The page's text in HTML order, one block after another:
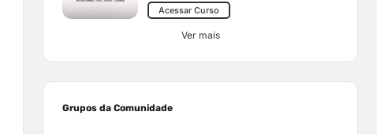
Acessar Curso
Ver mais
Grupos da Comunidade